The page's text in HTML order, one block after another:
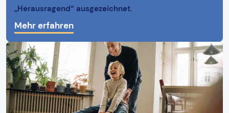
„Herausragend“ ausgezeichnet.
Mehr erfahren